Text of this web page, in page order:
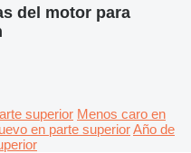
del motor para
superior Menos caro en
en parte superiorAño de